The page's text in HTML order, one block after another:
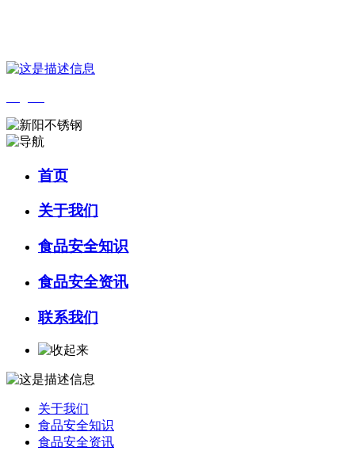
首页
关于我们
食品安全知识
食品安全资讯
联系我们
关于我们
食品安全知识
食品安全资讯